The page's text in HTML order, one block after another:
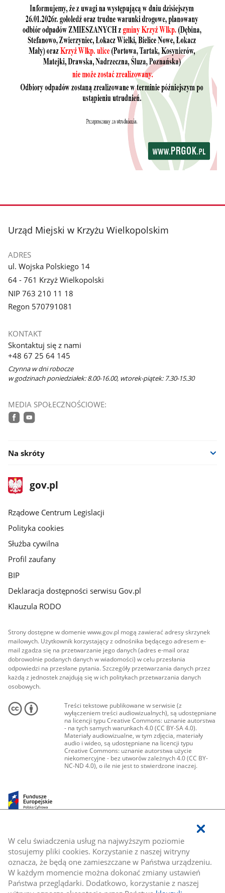
W celu świadczenia usług na najwyższym poziomie
stosujemy pliki cookies. Korzystanie z naszej witryny
oznacza, że będą one zamieszczane w Państwa urządzeniu.
W każdym momencie można dokonać zmiany ustawień
Państwa przeglądarki. Dodatkowo, korzystanie z naszej
stopka
Urząd Miejski w Krzyżu Wielkopolskim
ADRES
ul. Wojska Polskiego 14
64 - 761 Krzyż Wielkopolski
NIP 763 210 11 18
Regon 570791081
KONTAKT
Skontaktuj się z nami
+48 67 25 64 145
Czynna w dni robocze
w godzinach poniedziałek: 8.00-16.00, wtorek-piątek: 7.30-15.30
MEDIA SPOŁECZNOŚCIOWE:
Na skróty
stopka
gov.plStrona
gov.pl
Rządowe Centrum Legislacji
Polityka cookies
Służba cywilna
Profil zaufany
BIP
Deklaracja dostępności serwisu Gov.pl
Klauzula RODO
Strony dostępne w domenie www.gov.pl mogą zawierać adresy skrzynek
mailowych. Użytkownik korzystający z odnośnika będącego adresem e-
mail zgadza się na przetwarzanie jego danych (adres e-mail oraz
dobrowolnie podanych danych w wiadomości) w celu przesłania
odpowiedzi na przesłane pytania. Szczegóły przetwarzania danych przez
każdą z jednostek znajdują się w ich politykach przetwarzania danych
osobowych.
Treści tekstowe publikowane w serwisie (z
wyłączeniem treści audiowizualnych), są udostępniane
na licencji typu Creative Commons: uznanie autorstwa
- na tych samych warunkach 4.0 (CC BY-SA 4.0).
Materiały audiowizualne, w tym zdjęcia, materiały
audio i wideo, są udostępniane na licencji typu
Creative Commons: uznanie autorstwa użycie
niekomercyjne - bez utworów zależnych 4.0 (CC BY-
NC-ND 4.0), o ile nie jest to stwierdzone inaczej.